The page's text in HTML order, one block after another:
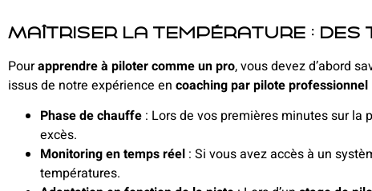
Maîtriser la température : des
Pourapprendre à piloter comme un pro, vous devez d’abord
issus de notre expérience en coaching par pilote professionnel
Phase de chauffe : Lors de vos premières minutes sur
excès.
Monitoring en temps réel : Si vous avez accès à un
températures.